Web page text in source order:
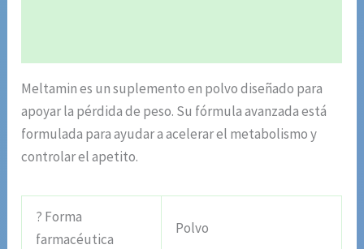
Meltamin es un suplemento en polvo diseñado para
apoyar la pérdida de peso. Su fórmula avanzada está
formulada para ayudar a acelerar el metabolismo y
controlar el apetito.
? Forma
farmacéutica
Polvo